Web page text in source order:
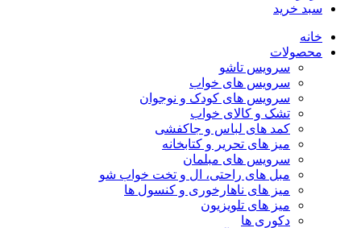
سبد خرید
خانه
محصولات
سرویس تاشو
سرویس های خواب
سرویس های کودک و نوجوان
تشک و کالای خواب
کمد های لباس و جاکفشی
میز های تحریر و کتابخانه
سرویس های مبلمان
مبل های راحتی، ال و تخت خواب شو
میز های ناهارخوری و کنسول ها
میز های تلویزیون
دکوری ها